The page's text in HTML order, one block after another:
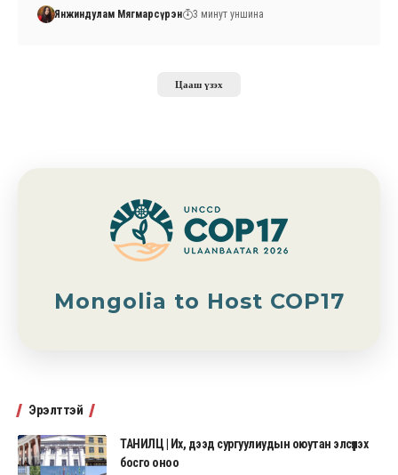
Янжиндулам Мягмарсүрэн 3 минут уншина
Цааш үзэх
Mongolia to Host COP17
Эрэлттэй
ТАНИЛЦ | Их, дээд сургуулиудын оюутан элсүүлэх
босго оноо